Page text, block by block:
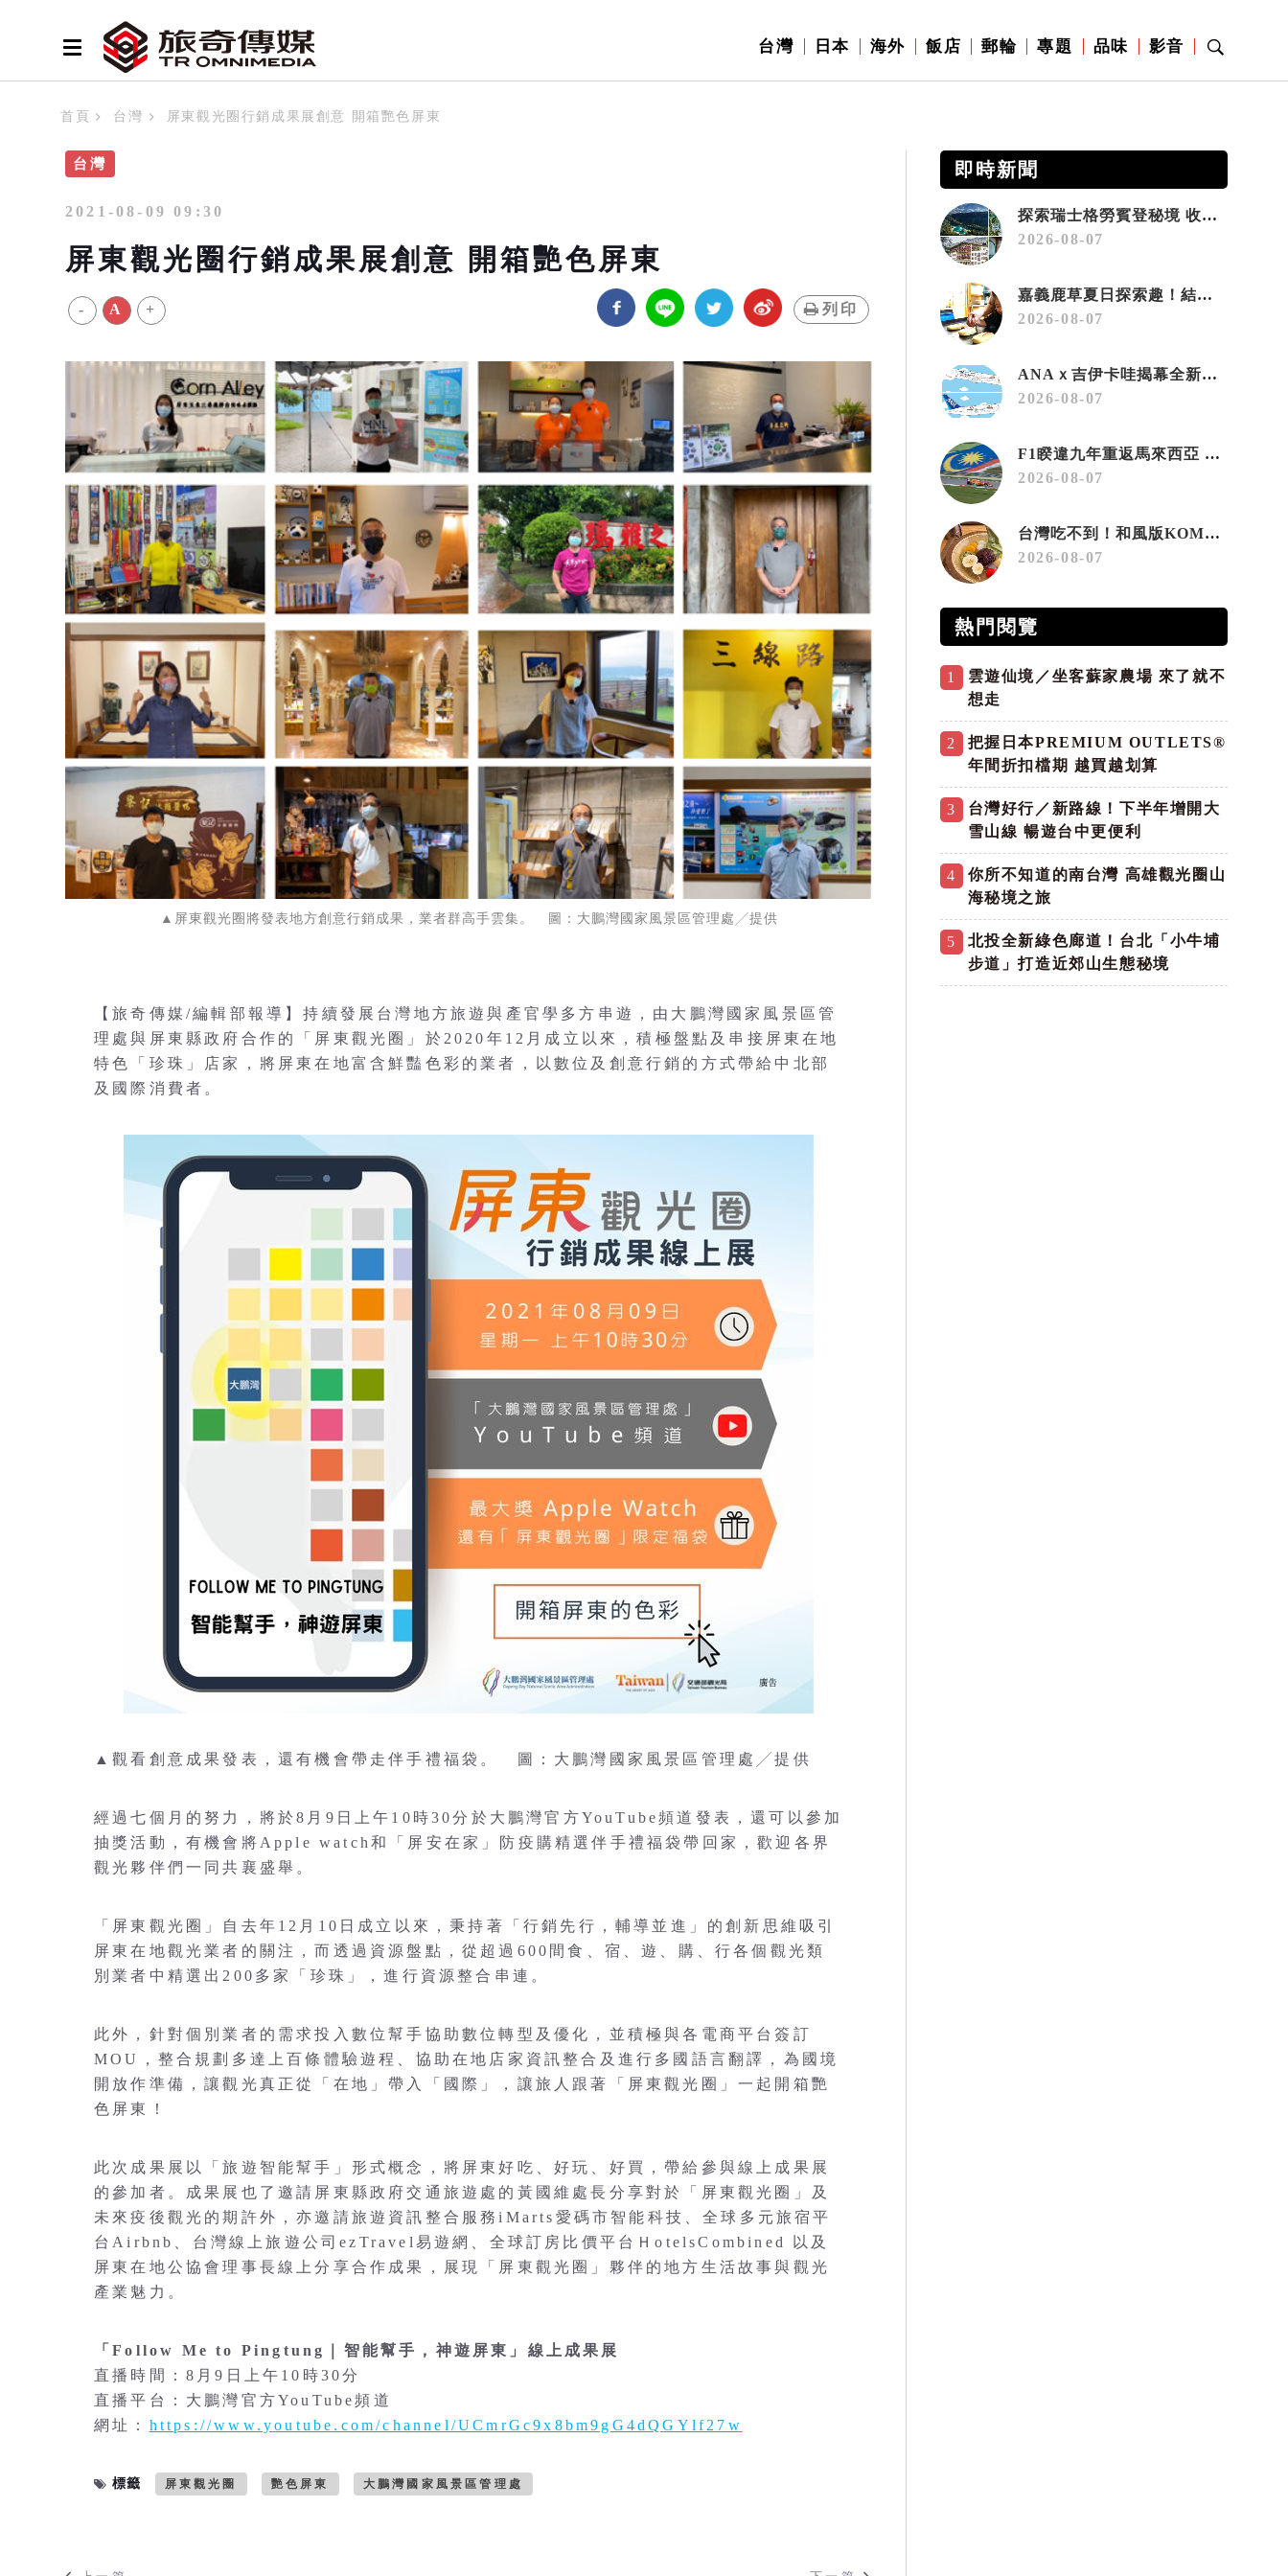
台灣 日本 海外 飯店 郵輪 專題 品味 影音
首頁 台灣 屏東觀光圈行銷成果展創意 開箱艷色屏東
台灣
2021-08-09 09:30
屏東觀光圈行銷成果展創意 開箱艷色屏東
- A + 列印
▲屏東觀光圈將發表地方創意行銷成果，業者群高手雲集。 圖：大鵬灣國家風景區管理處╱提供
【旅奇傳媒/編輯部報導】持續發展台灣地方旅遊與產官學多方串遊，由大鵬灣國家風景區管
理處與屏東縣政府合作的「屏東觀光圈」於2020年12月成立以來，積極盤點及串接屏東在地
特色「珍珠」店家，將屏東在地富含鮮豔色彩的業者，以數位及創意行銷的方式帶給中北部
及國際消費者。
▲觀看創意成果發表，還有機會帶走伴手禮福袋。 圖：大鵬灣國家風景區管理處╱提供
經過七個月的努力，將於8月9日上午10時30分於大鵬灣官方YouTube頻道發表，還可以參加
抽獎活動，有機會將Apple watch和「屏安在家」防疫購精選伴手禮福袋帶回家，歡迎各界
觀光夥伴們一同共襄盛舉。
「屏東觀光圈」自去年12月10日成立以來，秉持著「行銷先行，輔導並進」的創新思維吸引
屏東在地觀光業者的關注，而透過資源盤點，從超過600間食、宿、遊、購、行各個觀光類
別業者中精選出200多家「珍珠」，進行資源整合串連。
此外，針對個別業者的需求投入數位幫手協助數位轉型及優化，並積極與各電商平台簽訂
MOU，整合規劃多達上百條體驗遊程、協助在地店家資訊整合及進行多國語言翻譯，為國境
開放作準備，讓觀光真正從「在地」帶入「國際」，讓旅人跟著「屏東觀光圈」一起開箱艷
色屏東！
此次成果展以「旅遊智能幫手」形式概念，將屏東好吃、好玩、好買，帶給參與線上成果展
的參加者。成果展也了邀請屏東縣政府交通旅遊處的黃國維處長分享對於「屏東觀光圈」及
未來疫後觀光的期許外，亦邀請旅遊資訊整合服務iMarts愛碼市智能科技、全球多元旅宿平
台Airbnb、台灣線上旅遊公司ezTravel易遊網、全球訂房比價平台ＨotelsCombined 以及
屏東在地公協會理事長線上分享合作成果，展現「屏東觀光圈」夥伴的地方生活故事與觀光
產業魅力。
「Follow Me to Pingtung｜智能幫手，神遊屏東」線上成果展
直播時間：8月9日上午10時30分
直播平台：大鵬灣官方YouTube頻道
網址： https://www.youtube.com/channel/UCmrGc9x8bm9gG4dQGYlf27w
標籤 屏東觀光圈 艷色屏東 大鵬灣國家風景區管理處
即時新聞
探索瑞士格勞賓登秘境 收藏六種阿爾卑斯夏日療癒之旅
2026-08-07
嘉義鹿草夏日探索趣！結合科學、農場與自然的親子小旅行
2026-08-07
ANAｘ吉伊卡哇揭幕全新彩繪機「Chiikawa JET」
2026-08-07
F1睽違九年重返馬來西亞 三大國際賽事打造10月運動旅遊熱潮 賽車、自行車、路跑同週登場
2026-08-07
台灣吃不到！和風版KOMEDA咖啡讓你吃遍名古屋在地美食
2026-08-07
熱門閱覽
1
雲遊仙境／坐客蘇家農場 來了就不
想走
2
把握日本PREMIUM OUTLETS®
年間折扣檔期 越買越划算
3
台灣好行／新路線！下半年增開大
雪山線 暢遊台中更便利
4
你所不知道的南台灣 高雄觀光圈山
海秘境之旅
5
北投全新綠色廊道！台北「小牛埔
步道」打造近郊山生態秘境